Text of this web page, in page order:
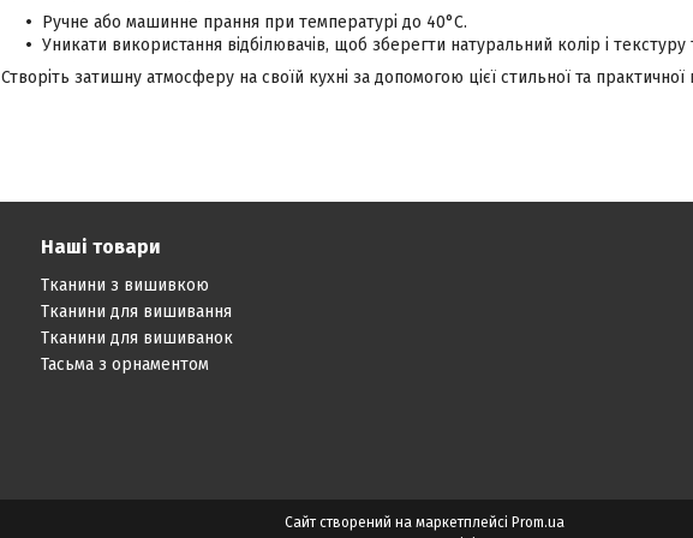
Ручне або машинне прання при температурі до 40°C.
Уникати використання відбілювачів, щоб зберегти натуральний колір і текстуру
Створіть затишну атмосферу на своїй кухні за допомогою цієї стильної та практичної
Наші товари
Тканини з вишивкою
Тканини для вишивання
Тканини для вишиванок
Тасьма з орнаментом
Сайт створений на маркетплейсі Prom.ua